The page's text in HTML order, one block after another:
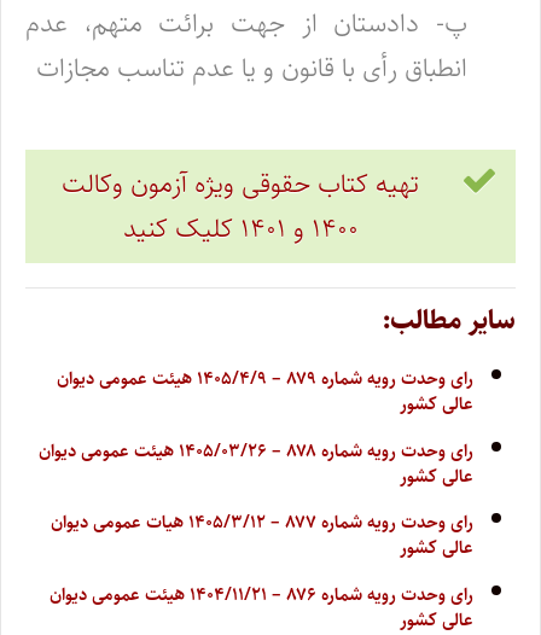
پ- دادستان از جهت برائت متهم، عدم
انطباق رأی با قانون و یا عدم تناسب مجازات
تهیه کتاب حقوقی ویژه آزمون وکالت
۱۴۰۰ و ۱۴۰۱ کلیک کنید
سایر مطالب:
رای وحدت رویه شماره ۸۷۹ – ۱۴۰۵/۴/۹ هیئت عمومی دیوان
عالی کشور
رای وحدت رویه شماره ۸۷۸ – ۱۴۰۵/۰۳/۲۶ هیئت عمومی دیوان
عالی کشور
رای وحدت رویه شماره ۸۷۷ – ۱۴۰۵/۳/۱۲ هیات عمومی دیوان
عالی کشور
رای وحدت رویه شماره ۸۷۶ – ۱۴۰۴/۱۱/۲۱ هیئت عمومی دیوان
عالی کشور